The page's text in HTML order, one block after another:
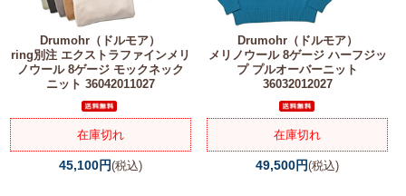
Drumohr（ドルモア）
ring別注 エクストラファインメリ
ノウール 8ゲージ モックネック
ニット 36042011027
在庫切れ
45,100円(税込)
Drumohr（ドルモア）
メリノウール 8ゲージ ハーフジッ
プ プルオーバーニット
36032012027
在庫切れ
49,500円(税込)